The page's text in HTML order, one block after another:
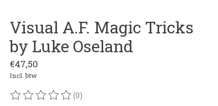
Visual A.F. Magic Tricks
by Luke Oseland
€47,50
Incl. btw
De beoordeling van dit product is
(0)